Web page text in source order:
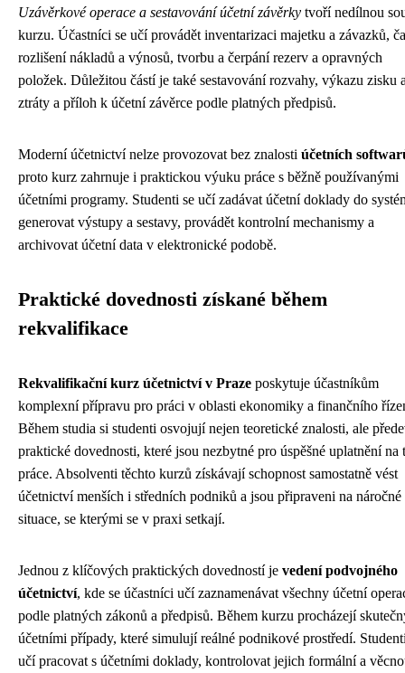
Uzávěrkové operace a sestavování účetní závěrky tvoří nedílnou
kurzu. Účastníci se učí provádět inventarizaci majetku a závazků,
rozlišení nákladů a výnosů, tvorbu a čerpání rezerv a opravných
položek. Důležitou částí je také sestavování rozvahy, výkazu zisku
ztráty a příloh k účetní závěrce podle platných předpisů.
Moderní účetnictví nelze provozovat bez znalosti účetních
proto kurz zahrnuje i praktickou výuku práce s běžně používanými
účetními programy. Studenti se učí zadávat účetní doklady do
generovat výstupy a sestavy, provádět kontrolní mechanismy a
archivovat účetní data v elektronické podobě.
Praktické dovednosti získané během
rekvalifikace
Rekvalifikační kurz účetnictví v Praze poskytuje účastníkům
komplexní přípravu pro práci v oblasti ekonomiky a finančního
Během studia si studenti osvojují nejen teoretické znalosti, ale
praktické dovednosti, které jsou nezbytné pro úspěšné uplatnění na
práce. Absolventi těchto kurzů získávají schopnost samostatně vést
účetnictví menších i středních podniků a jsou připraveni na náročné
situace, se kterými se v praxi setkají.
Jednou z klíčových praktických dovedností je vedení podvojného
účetnictví, kde se účastníci učí zaznamenávat všechny účetní
podle platných zákonů a předpisů. Během kurzu procházejí
účetními případy, které simulují reálné podnikové prostředí.
učí pracovat s účetními doklady, kontrolovat jejich formální a